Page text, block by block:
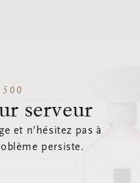
serveur
et n’hésitez pas à
persiste.